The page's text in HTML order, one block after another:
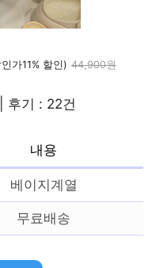
가11% 할인) 44,900원
기 : 22건
내용
베이지계열
무료배송